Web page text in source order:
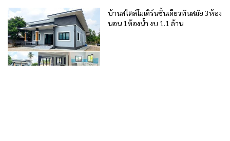
บ้านสไตล์โมเดิร์นชั้นเดียวทันสมัย 3ห้อง
นอน 1ห้องน้ำ งบ 1.1 ล้าน